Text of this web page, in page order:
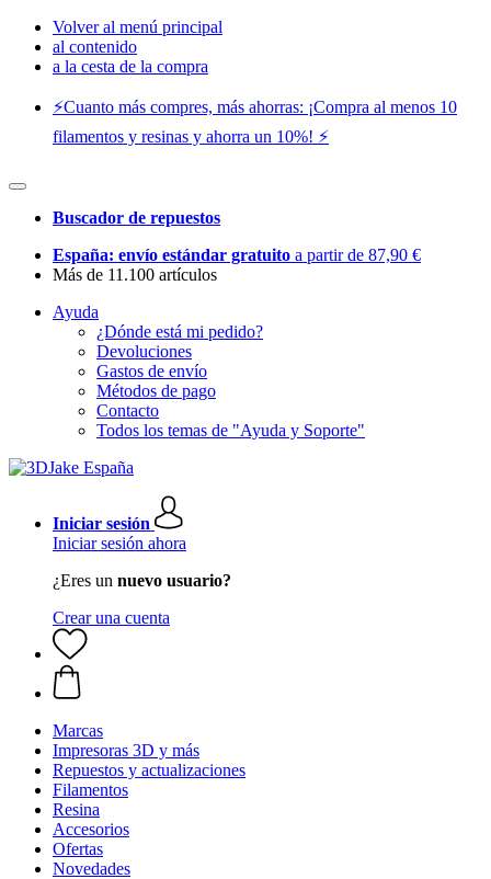
Volver al menú principal
al contenido
a la cesta de la compra
⚡️Cuanto más compres, más ahorras: ¡Compra al menos 10
filamentos y resinas y ahorra un 10%! ⚡️
Buscador de repuestos
España: envío estándar gratuito a partir de 87,90 €
Más de 11.100 artículos
Ayuda
¿Dónde está mi pedido?
Devoluciones
Gastos de envío
Métodos de pago
Contacto
Todos los temas de "Ayuda y Soporte"
Iniciar sesión
Iniciar sesión ahora
¿Eres un nuevo usuario?
Crear una cuenta
Marcas
Impresoras 3D y más
Repuestos y actualizaciones
Filamentos
Resina
Accesorios
Ofertas
Novedades